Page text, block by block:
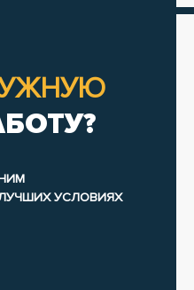
УСЛОВИЯХ